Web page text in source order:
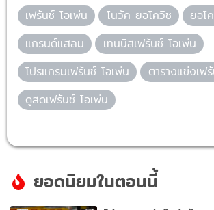
เฟร้นช์ โอเพ่น โนวัค ยอโควิช
ยอโ
แกรนด์แสลม
เทนนิสเฟร้นช์ โอเพ่น
โปรแกรมเฟร้นช์ โอเพ่น
ตารางแข่งเฟ
ดูสดเฟร้นช์ โอเพ่น
ยอดนิยมในตอนนี้